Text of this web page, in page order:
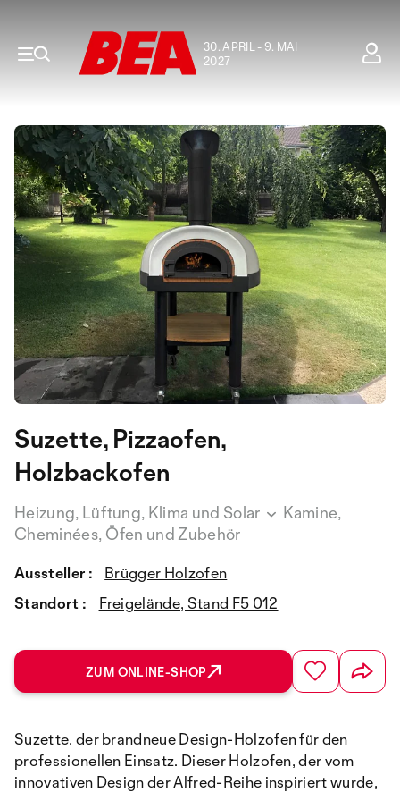
30. APRIL - 9. MAI
2027
Suzette, Pizzaofen,
Holzbackofen
Heizung, Lüftung, Klima und Solar
Kamine,
Cheminées, Öfen und Zubehör
Aussteller :
Brügger Holzofen
Standort :
Freigelände, Stand F5 012
ZUM ONLINE-SHOP
Suzette, der brandneue Design-Holzofen für den
professionellen Einsatz. Dieser Holzofen, der vom
innovativen Design der Alfred-Reihe inspiriert wurde,